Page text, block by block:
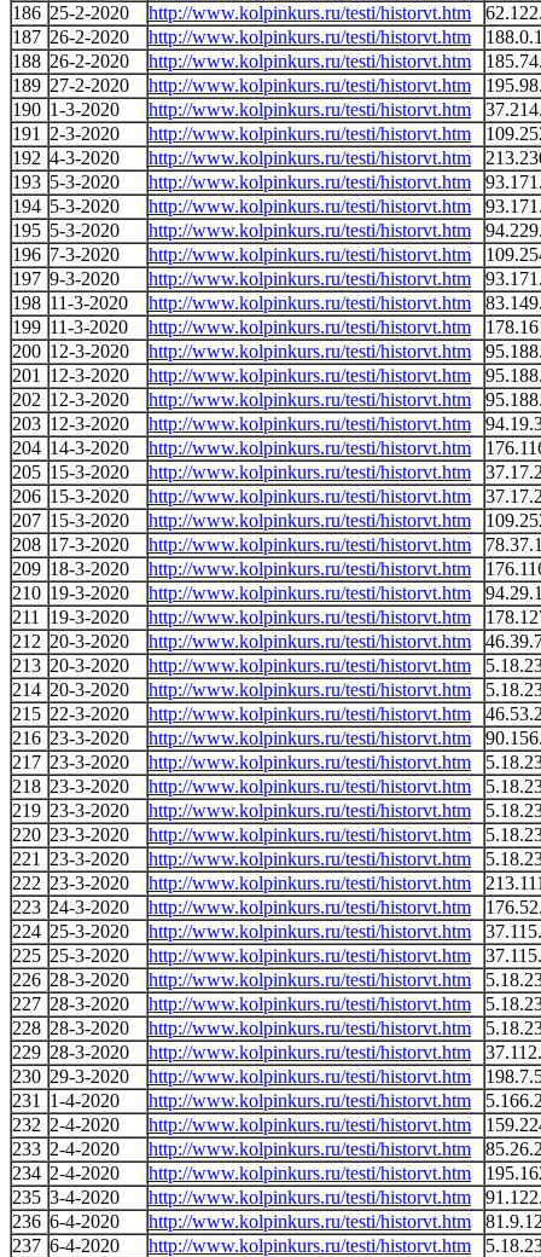
186 25-2-2020 http://www.kolpinkurs.ru/testi/historvt.htm
187 26-2-2020 http://www.kolpinkurs.ru/testi/historvt.htm
188 26-2-2020 http://www.kolpinkurs.ru/testi/historvt.htm
189 27-2-2020 http://www.kolpinkurs.ru/testi/historvt.htm
190 1-3-2020 http://www.kolpinkurs.ru/testi/historvt.htm
191
2-3-2020 http://www.kolpinkurs.ru/testi/historvt.htm
192 4-3-2020 http://www.kolpinkurs.ru/testi/historvt.htm
193 5-3-2020 http://www.kolpinkurs.ru/testi/historvt.htm
194 5-3-2020 http://www.kolpinkurs.ru/testi/historvt.htm
195 5-3-2020 http://www.kolpinkurs.ru/testi/historvt.htm
196 7-3-2020 http://www.kolpinkurs.ru/testi/historvt.htm
197 9-3-2020 http://www.kolpinkurs.ru/testi/historvt.htm
198 11-3-2020 http://www.kolpinkurs.ru/testi/historvt.htm
199 11-3-2020 http://www.kolpinkurs.ru/testi/historvt.htm
200 12-3-2020 http://www.kolpinkurs.ru/testi/historvt.htm
201
12-3-2020 http://www.kolpinkurs.ru/testi/historvt.htm
202 12-3-2020 http://www.kolpinkurs.ru/testi/historvt.htm
203 12-3-2020 http://www.kolpinkurs.ru/testi/historvt.htm
204 14-3-2020 http://www.kolpinkurs.ru/testi/historvt.htm
205 15-3-2020 http://www.kolpinkurs.ru/testi/historvt.htm
206 15-3-2020 http://www.kolpinkurs.ru/testi/historvt.htm
207 15-3-2020 http://www.kolpinkurs.ru/testi/historvt.htm
208 17-3-2020 http://www.kolpinkurs.ru/testi/historvt.htm
209 18-3-2020 http://www.kolpinkurs.ru/testi/historvt.htm
210 19-3-2020 http://www.kolpinkurs.ru/testi/historvt.htm
211
19-3-2020 http://www.kolpinkurs.ru/testi/historvt.htm
212 20-3-2020 http://www.kolpinkurs.ru/testi/historvt.htm
213 20-3-2020 http://www.kolpinkurs.ru/testi/historvt.htm
214 20-3-2020 http://www.kolpinkurs.ru/testi/historvt.htm
215 22-3-2020 http://www.kolpinkurs.ru/testi/historvt.htm
216 23-3-2020 http://www.kolpinkurs.ru/testi/historvt.htm
217 23-3-2020 http://www.kolpinkurs.ru/testi/historvt.htm
218 23-3-2020 http://www.kolpinkurs.ru/testi/historvt.htm
219 23-3-2020 http://www.kolpinkurs.ru/testi/historvt.htm
220 23-3-2020 http://www.kolpinkurs.ru/testi/historvt.htm
221
23-3-2020 http://www.kolpinkurs.ru/testi/historvt.htm
222 23-3-2020 http://www.kolpinkurs.ru/testi/historvt.htm
223 24-3-2020 http://www.kolpinkurs.ru/testi/historvt.htm
224 25-3-2020 http://www.kolpinkurs.ru/testi/historvt.htm
225 25-3-2020 http://www.kolpinkurs.ru/testi/historvt.htm
226 28-3-2020 http://www.kolpinkurs.ru/testi/historvt.htm
227 28-3-2020 http://www.kolpinkurs.ru/testi/historvt.htm
228 28-3-2020 http://www.kolpinkurs.ru/testi/historvt.htm
229 28-3-2020 http://www.kolpinkurs.ru/testi/historvt.htm
230 29-3-2020 http://www.kolpinkurs.ru/testi/historvt.htm
231
1-4-2020 http://www.kolpinkurs.ru/testi/historvt.htm
232 2-4-2020 http://www.kolpinkurs.ru/testi/historvt.htm
233 2-4-2020 http://www.kolpinkurs.ru/testi/historvt.htm
234 2-4-2020 http://www.kolpinkurs.ru/testi/historvt.htm
235 3-4-2020 http://www.kolpinkurs.ru/testi/historvt.htm
236 6-4-2020 http://www.kolpinkurs.ru/testi/historvt.htm
237 6-4-2020 http://www.kolpinkurs.ru/testi/historvt.htm